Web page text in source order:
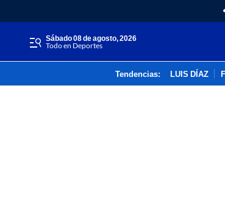
sábado 08 de agosto, 2026
Todo en Deportes
Tendencias: LUIS DÍAZ